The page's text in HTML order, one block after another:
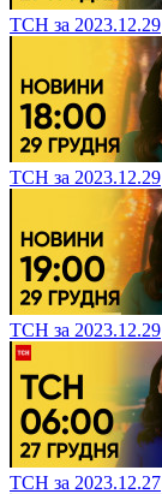
ТСН за 2023.12.29
ТСН за 2023.12.29
ТСН за 2023.12.29
ТСН за 2023.12.27